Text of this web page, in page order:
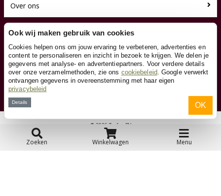
Zoeken Winkelwagen Menu
Over ons
Toyfan BV
Kindersteppen.be
Waterwinweg 9
7572 PD Oldenzaal
Tel. 0031-541-228000
Facebook
Instagram
© 2026 Toyfan BV
Disclaimer
Ook wij maken gebruik van cookies
Cookies helpen ons om jouw ervaring te verbeteren, advertenties en
content te personaliseren en inzicht in bezoek te krijgen. We delen je
gegevens met analyse- en advertentiepartners. Voor verdere details
over onze verzamelmethoden, zie ons cookiebeleid. Google verwerkt
ontvangen gegevens in overeenstemming met haar eigen
privacybeleid
Details OK